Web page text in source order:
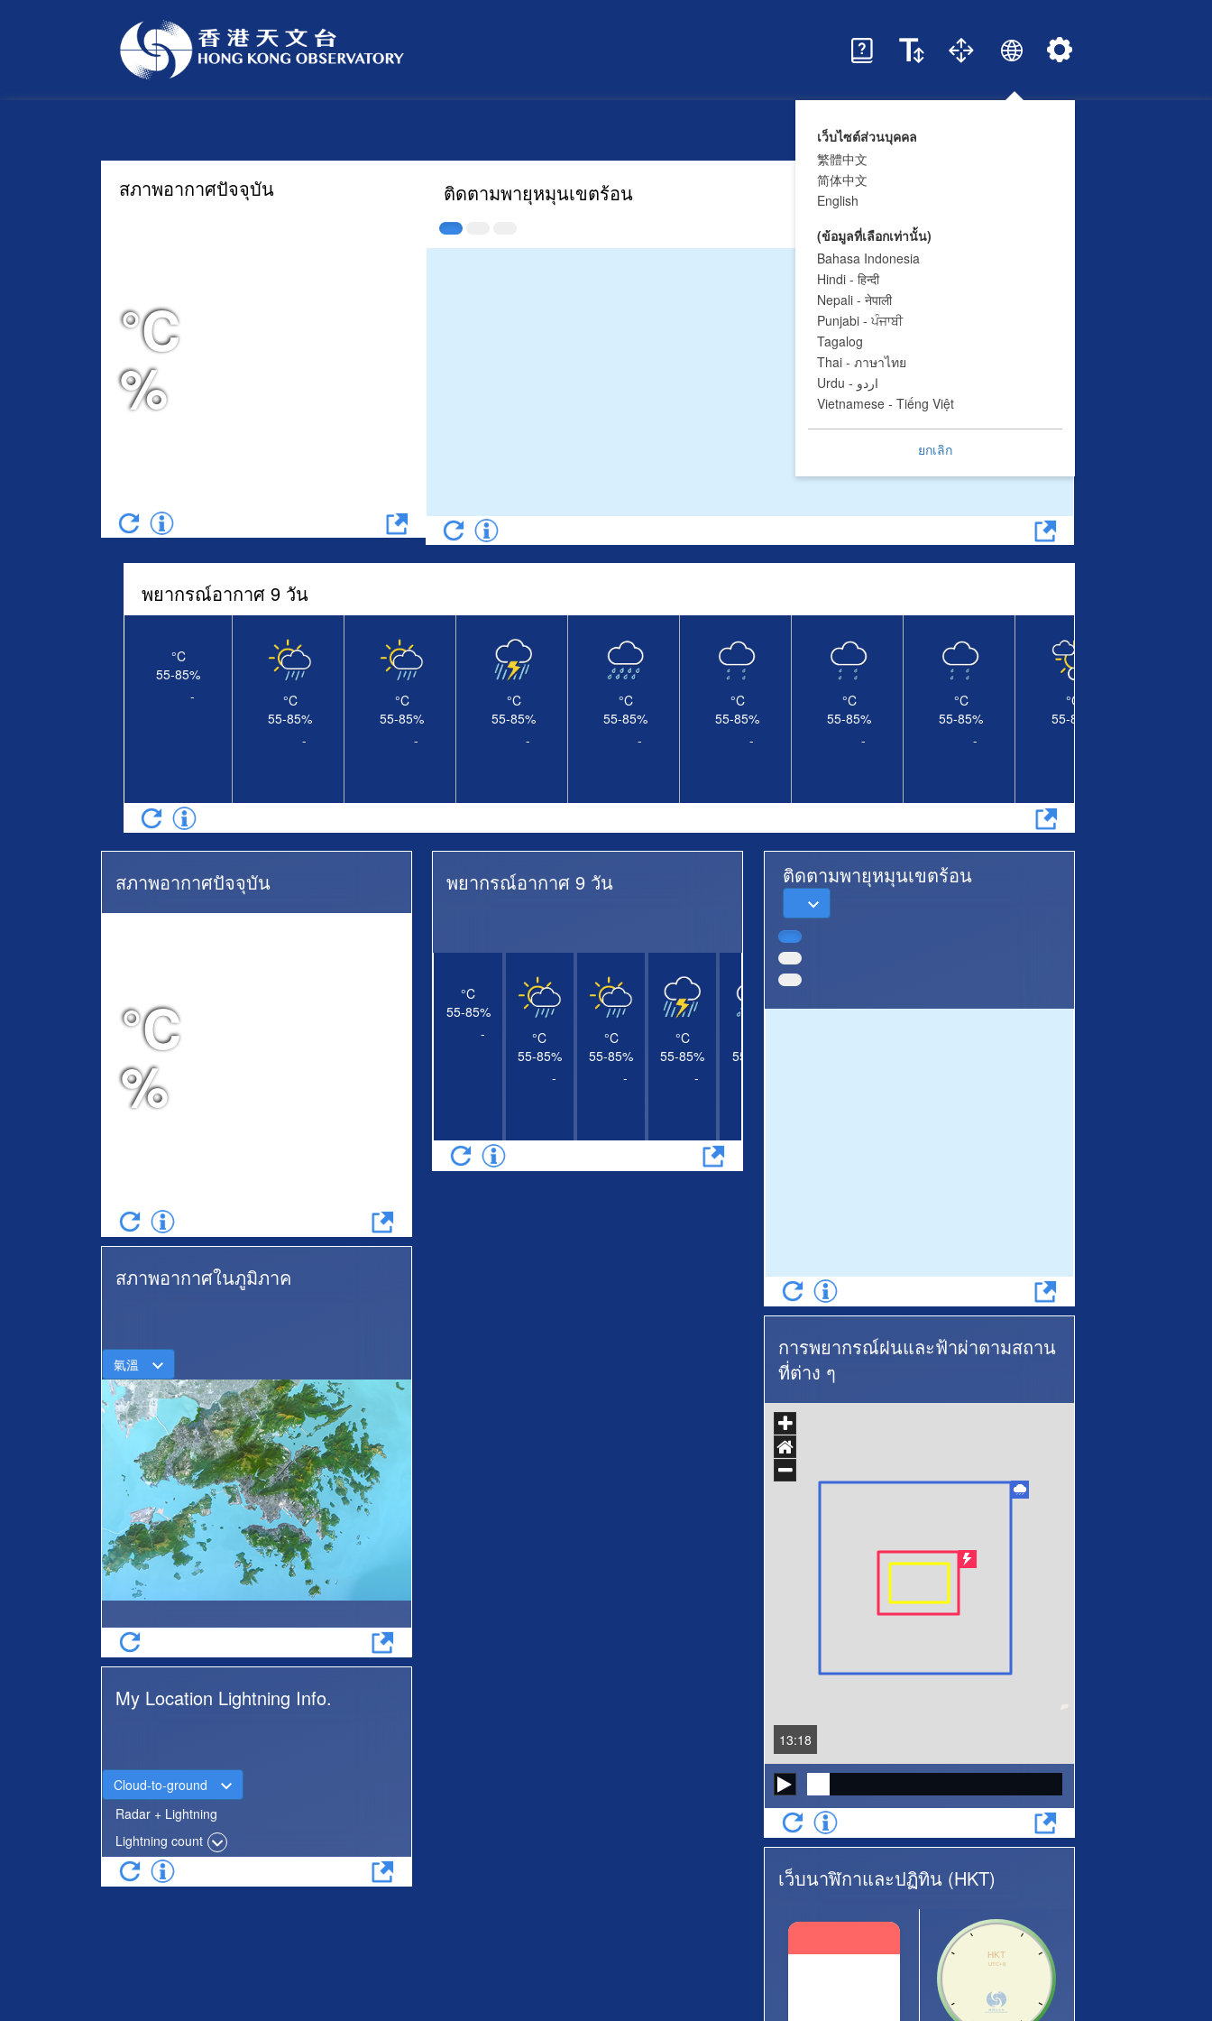
สภาพอากาศปัจจุบัน
°C
%
ติดตามพายุหมุนเขตร้อน
พยากรณ์อากาศ 9 วัน
°C
55-85%
-
°C
55-85%
-
°C
55-85%
-
°C
55-85%
-
°C
55-85%
-
°C
55-85%
-
°C
55-85%
-
°C
55-85%
-
°C
55-85
สภาพอากาศปัจจุบัน
°C
%
สภาพอากาศในภูมิภาค
氣溫
My Location Lightning Info.
Cloud-to-ground
Radar + Lightning
Lightning count
พยากรณ์อากาศ 9 วัน
°C
55-85%
-
°C
55-85%
-
°C
55-85%
-
°C
55-85%
-
55-85
ติดตามพายุหมุนเขตร้อน
การพยากรณ์ฝนและฟ้าผ่าตามสถาน
ที่ต่าง ๆ
13:18
เว็บนาฬิกาและปฏิทิน (HKT)
เว็บไซต์ส่วนบุคคล
繁體中文
简体中文
English
(ข้อมูลที่เลือกเท่านั้น)
Bahasa Indonesia
Hindi - हिन्दी
Nepali - नेपाली
Punjabi - ਪੰਜਾਬੀ
Tagalog
Thai - ภาษาไทย
Urdu - اردو
Vietnamese - Tiếng Việt
ยกเลิก